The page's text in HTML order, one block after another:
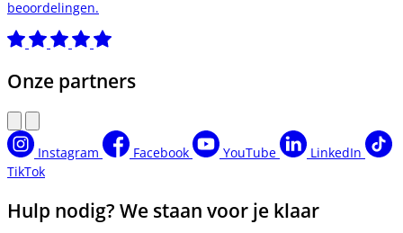
beoordelingen.
Onze partners
Instagram Facebook YouTube
LinkedIn
TikTok
Hulp nodig? We staan voor je klaar